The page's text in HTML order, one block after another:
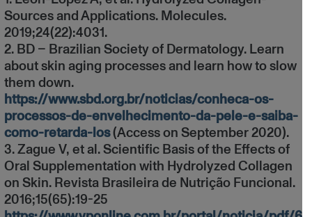
Sources and Applications. Molecules.
2019;24(22):4031.
2. BD – Brazilian Society of Dermatology. Learn
about skin aging processes and learn how to slow
them down.
https://www.sbd.org.br/noticias/conheca-os-
processos-de-envelhecimento-da-pele-e-saiba-
como-retarda-los(Access on September 2020).
3. Zague V, et al. Scientific Basis of the Effects of
Oral Supplementation with Hydrolyzed Collagen
on Skin. Revista Brasileira de Nutrição Funcional.
2016;15(65):19-25